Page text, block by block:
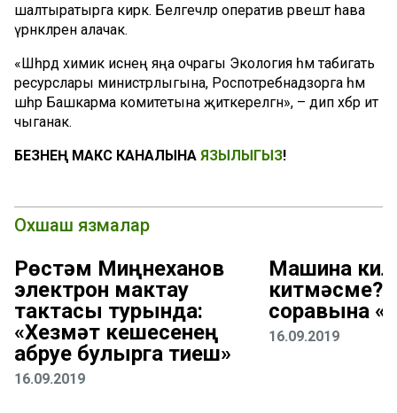
шалтыратырга кирәк. Белгечләр оператив рәвештә һава
үрнәкләрен алачак.
«Шәһәрдә химик иснең яңа очрагы Экология һәм табигать
ресурслары министрлыгына, Роспотребнадзорга һәм
шәһәр Башкарма комитетына җиткерелгән», – дип хәбәр итә
чыганак.
БЕЗНЕҢ МАКС КАНАЛЫНА ЯЗЫЛЫГЫЗ!
Охшаш язмалар
Рөстәм Миңнеханов
электрон мактау
тактасы турында:
«Хезмәт кешесенең
абруе булырга тиеш»
16.09.2019
Машина
китмәсме?
соравына
16.09.2019